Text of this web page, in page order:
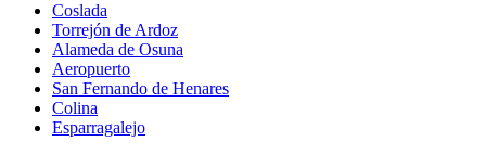
Coslada
Torrejón de Ardoz
Alameda de Osuna
Aeropuerto
San Fernando de Henares
Colina
Esparragalejo